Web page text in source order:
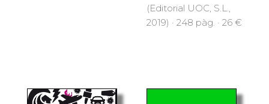
(Editorial UOC, S.L.,
2019) · 248 pàg. · 26 €